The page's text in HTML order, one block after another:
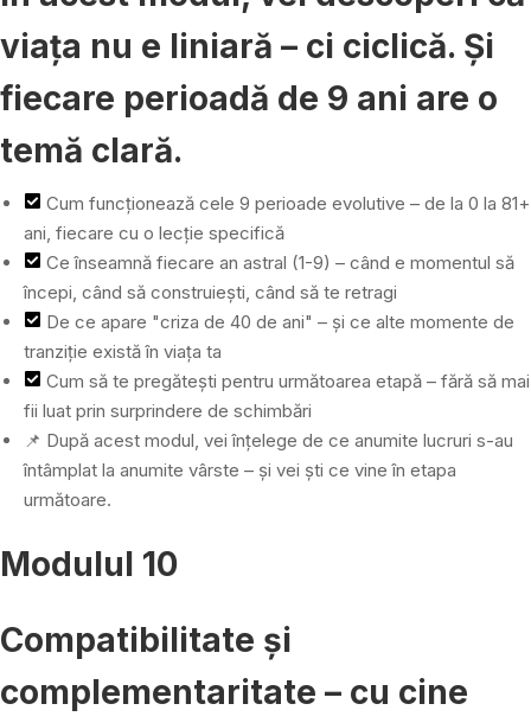
viața nu e liniară – ci ciclică. Și
fiecare perioadă de 9 ani are o
temă clară.
Cum funcționează cele 9 perioade evolutive – de la 0 la 81+
ani, fiecare cu o lecție specifică
Ce înseamnă fiecare an astral (1-9) – când e momentul să
începi, când să construiești, când să te retragi
De ce apare "criza de 40 de ani" – și ce alte momente de
tranziție există în viața ta
Cum să te pregătești pentru următoarea etapă – fără să mai
fii luat prin surprindere de schimbări
📌 După acest modul, vei înțelege de ce anumite lucruri s-au
întâmplat la anumite vârste – și vei ști ce vine în etapa
următoare.
Modulul 10
Compatibilitate și
complementaritate – cu cine